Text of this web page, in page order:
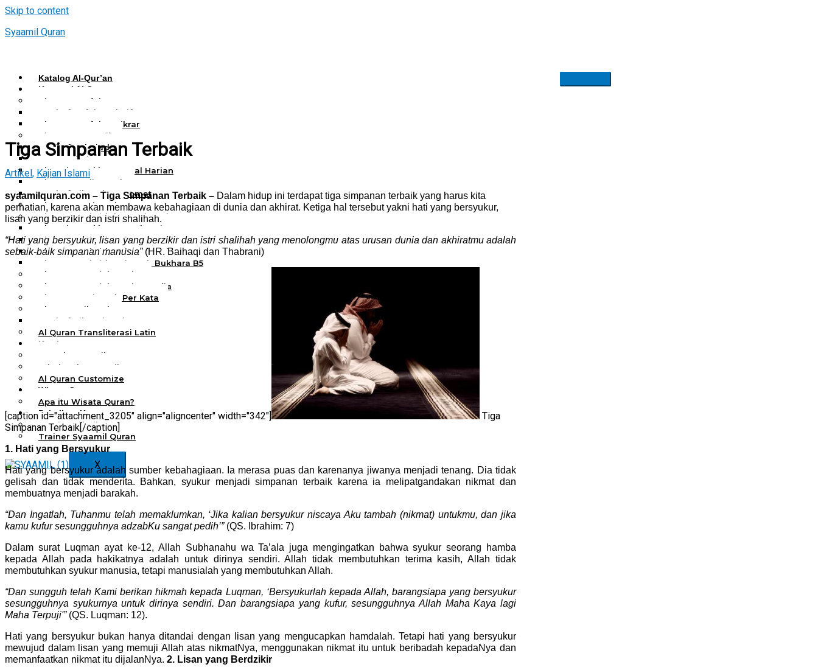
Skip to content
Syaamil Quran
Katalog Al-Qur’an
Kategori Al Quran
Al Quran Hafalan
Mushaf Hafalan Al Hifz
Al Quran Hafalan Tikrar
Al Quran Tematik
Mushaf Tahajud
Quran Hijrah
Al-Qur’an Bukhara Amal Harian
Al Quran Haji Umrah
Mushaf Tilawah Maqomat
Al Quran Terjemah
Al Quran Tajwid dan Terjemah
Al-Qur’an Bukhara Amal Harian
Al Quran Tajwid Terjemah Bukhara A6
Al Quran Tajwid Terjemah Bukhara A5
Al Quran Tajwid Terjemah Bukhara B5
Al Quran Spesial Wanita
Al Quran Spesial Wanita Azalia
Al Quran Terjemah Per Kata
Al Quran Tilawah
Mushaf Tilawah Quba
Al Quran Transliterasi Latin
Kemitraan
Rumah Syaamil
Wholesale & Retail
Al Quran Customize
Wisata Quran
Apa itu Wisata Quran?
Pelatihan Kequranan
Apa itu Pelatihan Quran?
Trainer Syaamil Quran
X
Tiga Simpanan Terbaik
Artikel, Kajian Islami
syaamilquran.com – Tiga Simpanan Terbaik – Dalam hidup ini terdapat tiga simpanan terbaik yang harus kita
perhatian, karena akan membawa kebahagiaan di dunia dan akhirat. Ketiga hal tersebut yakni hati yang bersyukur,
lisan yang berzikir dan istri shalihah.
“Hati yang bersyukur, lisan yang berzikir dan istri shalihah yang menolongmu atas urusan dunia dan akhiratmu adalah
sebaik-baik simpanan manusia”(HR. Baihaqi dan Thabrani)
[caption id="attachment_3205" align="aligncenter" width="342"]
Tiga
Simpanan Terbaik[/caption]
1. Hati yang Bersyukur
Hati yang bersyukur adalah sumber kebahagiaan. Ia merasa puas dan karenanya jiwanya menjadi tenang. Dia tidak
gelisah dan tidak menderita. Bahkan, syukur menjadi simpanan terbaik karena ia melipatgandakan nikmat dan
membuatnya menjadi barakah.
“Dan Ingatlah, Tuhanmu telah memaklumkan, ‘Jika kalian bersyukur niscaya Aku tambah (nikmat) untukmu, dan jika
kamu kufur sesungguhnya adzabKu sangat pedih’”(QS. Ibrahim: 7)
Dalam surat Luqman ayat ke-12, Allah Subhanahu wa Ta’ala juga mengingatkan bahwa syukur seorang hamba
kepada Allah pada hakikatnya adalah untuk dirinya sendiri. Allah tidak membutuhkan terima kasih, Allah tidak
membutuhkan syukur manusia, tetapi manusialah yang membutuhkan Allah.
“Dan sungguh telah Kami berikan hikmah kepada Luqman, ‘Bersyukurlah kepada Allah, barangsiapa yang bersyukur
sesungguhnya syukurnya untuk dirinya sendiri. Dan barangsiapa yang kufur, sesungguhnya Allah Maha Kaya lagi
Maha Terpuji'”(QS. Luqman: 12).
Hati yang bersyukur bukan hanya ditandai dengan lisan yang mengucapkan hamdalah. Tetapi hati yang bersyukur
mewujud dalam lisan yang memuji Allah atas nikmatNya, menggunakan nikmat itu untuk beribadah kepadaNya dan
memanfaatkan nikmat itu dijalanNya. 2. Lisan yang Berdzikir